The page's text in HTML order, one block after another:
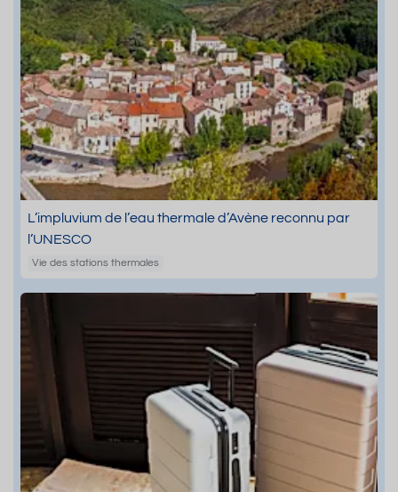
L’impluvium de l’eau thermale d’Avène reconnu par
l’UNESCO
Vie des stations thermales